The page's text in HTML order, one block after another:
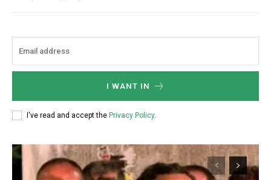
I WANT IN
I've read and accept the Privacy Policy.